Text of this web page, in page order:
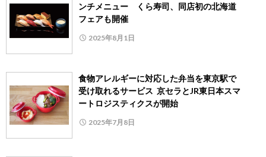
ンチメニュー くら寿司、同店初の北海道
フェアも開催
2025年8月1日
食物アレルギーに対応した弁当を東京駅で
受け取れるサービス 京セラとJR東日本スマ
ートロジスティクスが開始
2025年7月8日